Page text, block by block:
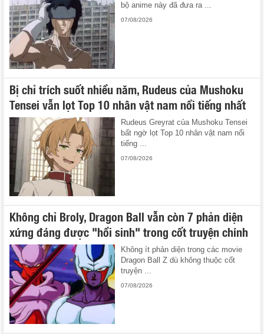
bộ anime này đã đưa ra ...
07/08/2026
Bị chỉ trích suốt nhiều năm, Rudeus của Mushoku
Tensei vẫn lọt Top 10 nhân vật nam nổi tiếng nhất
Rudeus Greyrat của Mushoku Tensei
bất ngờ lọt Top 10 nhân vật nam nổi
tiếng ...
07/08/2026
Không chỉ Broly, Dragon Ball vẫn còn 7 phản diện
xứng đáng được "hồi sinh" trong cốt truyện chính
Không ít phản diện trong các movie
Dragon Ball Z dù không thuộc cốt
truyện ...
07/08/2026